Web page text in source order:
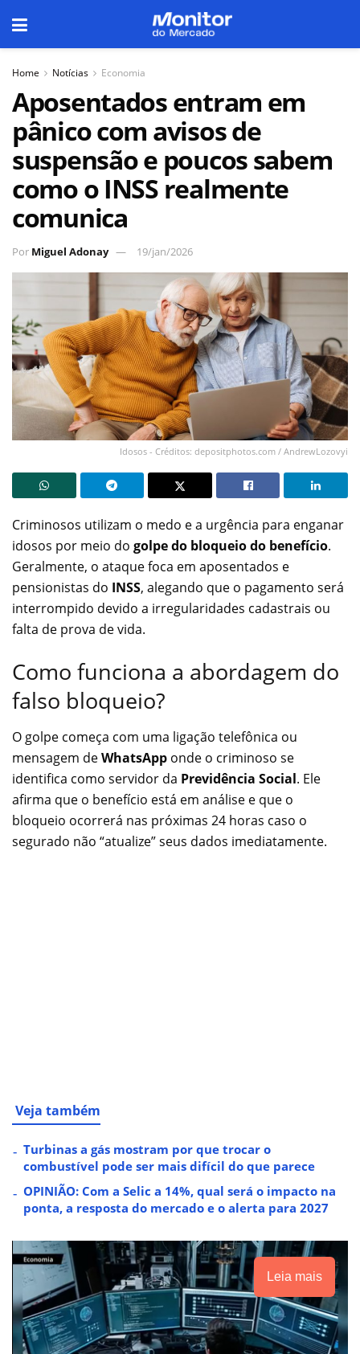
Home Notícias Economia
Aposentados entram em
pânico com avisos de
suspensão e poucos sabem
como o INSS realmente
comunica
Por Miguel Adonay 19/jan/2026
Idosos - Créditos: depositphotos.com / AndrewLozovyi
Criminosos utilizam o medo e a urgência para enganar
idosos por meio do golpe do bloqueio do benefício.
Geralmente, o ataque foca em aposentados e
pensionistas do INSS, alegando que o pagamento será
interrompido devido a irregularidades cadastrais ou
falta de prova de vida.
Como funciona a abordagem do
falso bloqueio?
O golpe começa com uma ligação telefônica ou
mensagem deWhatsApp onde o criminoso se
identifica como servidor da Previdência Social. Ele
afirma que o benefício está em análise e que o
bloqueio ocorrerá nas próximas 24 horas caso o
segurado não “atualize” seus dados imediatamente.
Veja também
Turbinas a gás mostram por que trocar o
combustível pode ser mais difícil do que parece
OPINIÃO: Com a Selic a 14%, qual será o impacto na
ponta, a resposta do mercado e o alerta para 2027
Leia mais